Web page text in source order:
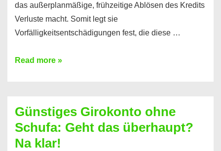
das außerplanmäßige, frühzeitige Ablösen des Kredits
Verluste macht. Somit legt sie
Vorfälligkeitsentschädigungen fest, die diese …
Kredit
dabei
profitieren
–
Read more »
Günstiges Girokonto ohne
Schufa: Geht das überhaupt?
Na klar!